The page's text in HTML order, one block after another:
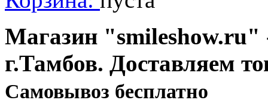
Магазин "smileshow.ru"
г.Тамбов. Доставляем
Cамовывоз бесплатно